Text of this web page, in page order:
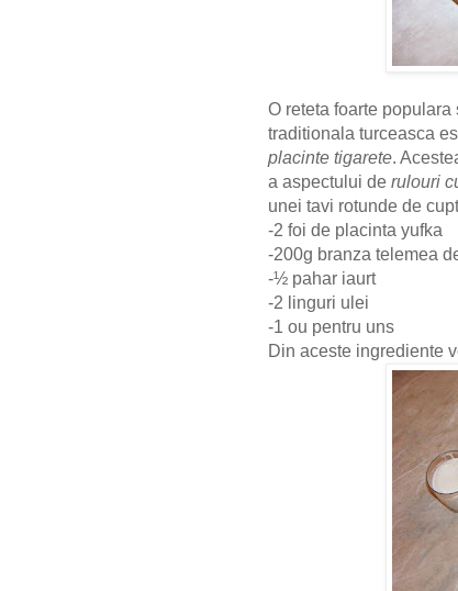
O reteta foarte
traditionala turceasca
placinte tigarete.
a aspectului de rulouri
unei tavi rotunde de
-2 foi de placinta yufka
-200g branza telemea
-½ pahar iaurt
-2 linguri ulei
-1 ou pentru uns
Din aceste ingrediente